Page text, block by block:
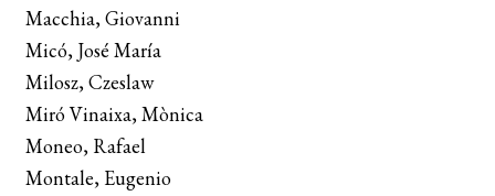
Macchia, Giovanni
Micó, José María
Milosz, Czeslaw
Miró Vinaixa, Mònica
Moneo, Rafael
Montale, Eugenio